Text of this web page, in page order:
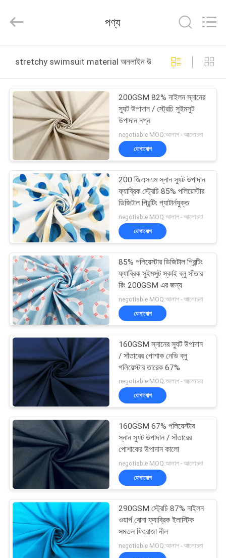
পণ্য
আমাদের
সম্পর্কে
কারখানা
ভ্রমণ
মান
নিয়ন্ত্রণ
যোগাযোগ
করুন
খবর
উদ্ধৃতির
জন্য
আবেদন
সাইট
ম্যাপ
PRIVACY
POLICY
Technology
CO.,LTD.
Reserved.
পণ্য
stretchy swimsuit material অনলাইন উত্পাদন
200GSM 82% নাইলন স্নানের
স্যুট উপাদান / স্ট্রেচি সুইমসুট
উপাদান নগ্ন
negotiable MOQ:আলাপ - আলোচনা
যোগাযোগ
200 জিএসএম স্নান স্যুট উপাদান
ফ্যাব্রিক স্ট্রেচি 85% পলিয়েস্টার
ডিজিটাল প্রিন্টিং প্যাটার্নযুক্ত
negotiable MOQ:আলাপ - আলোচনা
যোগাযোগ
85% পলিয়েস্টার ডিজিটাল প্রিন্টিং
ফ্যাব্রিক সুইমসুট স্কাই ব্লু সাঁতার
রিং 200GSM এর জন্য
negotiable MOQ:আলাপ - আলোচনা
যোগাযোগ
160GSM স্নানের স্যুট উপাদান
/ সাঁতারের পোশাক নেভি ব্লু
পলিয়েস্টার তারেক 67%
negotiable MOQ:আলাপ - আলোচনা
যোগাযোগ
160GSM 67% পলিয়েস্টার
স্নান স্যুট উপাদান / সাঁতারের
পোশাকের উপাদান কালো
negotiable MOQ:আলাপ - আলোচনা
যোগাযোগ
290GSM স্ট্রেচি 87% নাইলন
ওয়ার্প বোনা ফ্যাব্রিক ইলাস্টিক
সমতল ফিরোজা নীল
negotiable MOQ:আলাপ - আলোচনা